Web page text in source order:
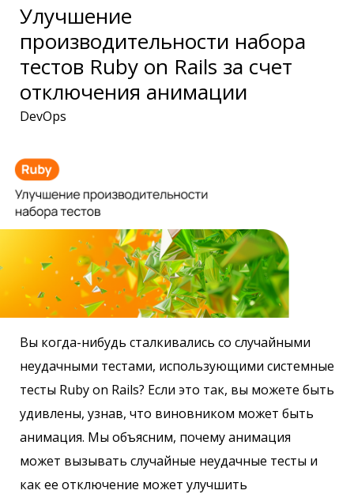
Улучшение
производительности набора
тестов Ruby on Rails за счет
отключения анимации
DevOps
Вы когда-нибудь сталкивались со случайными
неудачными тестами, использующими системные
тесты Ruby on Rails? Если это так, вы можете быть
удивлены, узнав, что виновником может быть
анимация. Мы объясним, почему анимация
может вызывать случайные неудачные тесты и
как ее отключение может улучшить